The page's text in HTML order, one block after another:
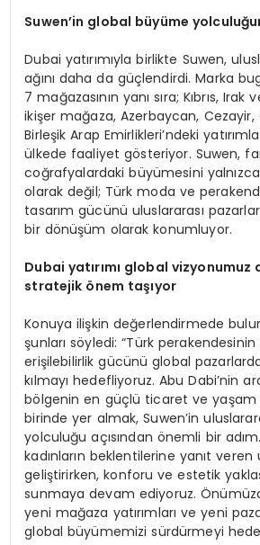
Suwen’in global büyüme
Dubai yatırımıyla birlikte Suwen,
ağını daha da güçlendirdi. Marka
7 mağazasının yanı sıra; Kıbrıs, Irak
ikişer mağaza, Azerbaycan,
Birleşik Arap Emirlikleri’ndeki
ülkede faaliyet gösteriyor. Suwen,
coğrafyalardaki büyümesini yalnızca
olarak değil; Türk moda ve
tasarım gücünü uluslararası
bir dönüşüm olarakkonumluyor.
Dubai yatırımı global vizyonumuz
stratejik önem taşıyor
Konuya ilişkin değerlendirmede
şunları söyledi:“Türk
erişilebilirlik gücünü global
kılmayı hedefliyoruz. Abu Dabi’nin
bölgenin en güçlü ticaret ve yaşam
birinde yer almak, Suwen’in
yolculuğu açısından önemli bir
kadınların beklentilerine yanıt veren
geliştirirken, konforu ve estetik
sunmaya devam ediyoruz.
yeni mağaza yatırımları ve yeni
global büyümemizi sürdürmeyi